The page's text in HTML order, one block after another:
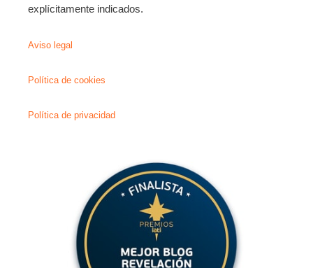
explícitamente indicados.
Aviso legal
Política de cookies
Política de privacidad